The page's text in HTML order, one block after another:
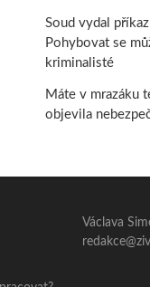
Soud vydal
Pohybovat se
kriminalisté
Máte v mrazáku
objevila
Václava